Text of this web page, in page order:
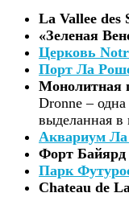
La Vallee des
«Зеленая
Церковь
Порт Ла
Монолитная
Dronne –
выделанная в
Аквариум
Форт Байярд
Парк
Chateau de